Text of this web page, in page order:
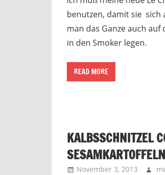
benutzen, damit sie
man das Ganze auch
in den Smoker legen.
READ MORE
KALBSSCHNITZEL
November 3, 2013